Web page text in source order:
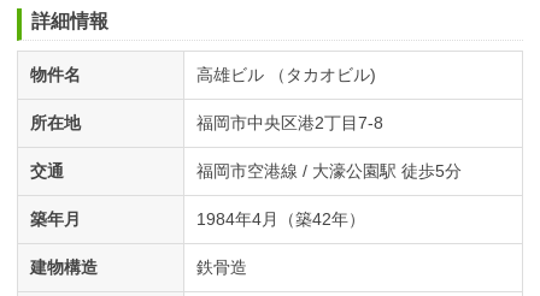
詳細情報
物件名 高雄ビル （タカオビル)
所在地 福岡市中央区港2丁目7-8
交通 福岡市空港線 / 大濠公園駅 徒歩5分
築年月 1984年4月（築42年）
建物構造 鉄骨造